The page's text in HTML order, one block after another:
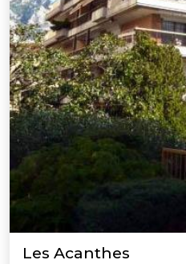
Les Acanthes